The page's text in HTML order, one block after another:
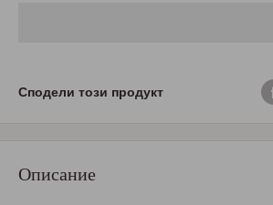
Сподели този продукт
Описание